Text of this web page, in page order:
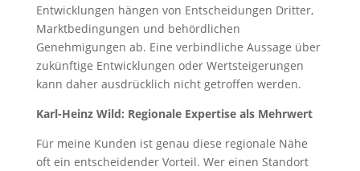
Entwicklungen hängen von Entscheidungen Dritter,
Marktbedingungen und behördlichen
Genehmigungen ab. Eine verbindliche Aussage über
zukünftige Entwicklungen oder Wertsteigerungen
kann daher ausdrücklich nicht getroffen werden.
Karl-Heinz Wild: Regionale Expertise als Mehrwert
Für meine Kunden ist genau diese regionale Nähe
oft ein entscheidender Vorteil. Wer einen Standort